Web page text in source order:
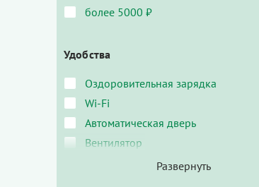
более 5000 ₽
Удобства
Оздоровительная зарядка
Wi-Fi
Автоматическая дверь
Вентилятор